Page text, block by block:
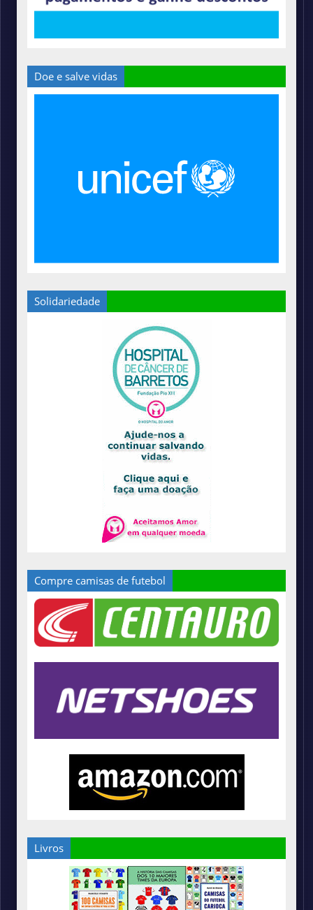
Doe e salve vidas
Solidariedade
Compre camisas de futebol
Livros